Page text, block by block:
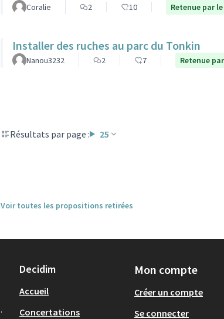
Coralie 2 10 Retenue par
Installer des ruches au parc du Tonkin
Nanou3232 2 7 Retenue
Résultats par page : 25
Voir toutes les propositions retirées
Decidim
Accueil
Concertations
Mon compte
Créer un compte
Se connecter